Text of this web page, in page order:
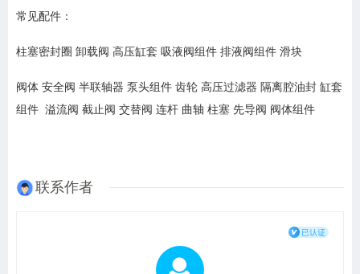
常见配件：
柱塞密封圈 卸载阀 高压缸套 吸液阀组件 排液阀组件 滑块
阀体 安全阀 半联轴器 泵头组件 齿轮 高压过滤器 隔离腔油封 缸套
组件 溢流阀 截止阀 交替阀 连杆 曲轴 柱塞 先导阀 阀体组件
联系作者